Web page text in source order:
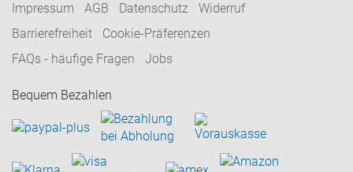
Impressum
AGB Datenschutz
Widerruf
Barrierefreiheit
Cookie-Präferenzen
FAQs - häufige Fragen
Jobs
Bequem Bezahlen